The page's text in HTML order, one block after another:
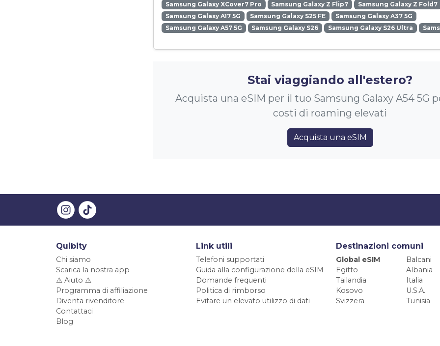
Samsung Galaxy XCover7 Pro
Samsung Galaxy Z Flip7
Samsung Galaxy Z Fold7
Samsung Galaxy A17 5G
Samsung Galaxy S25 FE
Samsung Galaxy A37 5G
Samsung Galaxy A57 5G
Samsung Galaxy S26 Samsung Galaxy S26 Ultra
Stai viaggiando all'estero?
Acquista una eSIM per il tuo Samsung Galaxy A54 5G
costi di roaming elevati
Acquista una eSIM
Quibity
Chi siamo
Scarica la nostra app
⚠️ Aiuto ⚠️
Programma di affiliazione
Diventa rivenditore
Contattaci
Blog
Link utili
Telefoni supportati
Guida alla configurazione della eSIM
Domande frequenti
Politica di rimborso
Evitare un elevato utilizzo di dati
Destinazioni comuni
Global eSIM
Balcani
Egitto
Albania
Tailandia
Italia
Kosovo
U.S.A.
Svizzera
Tunisia